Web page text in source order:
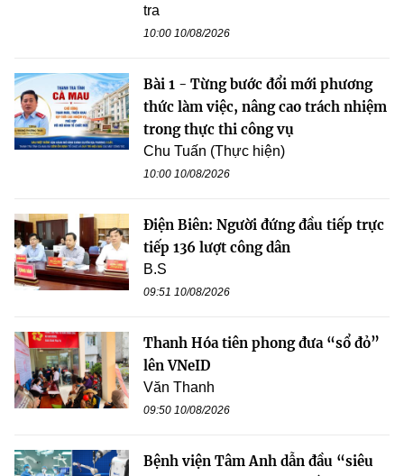
tra
10:00 10/08/2026
Bài 1 - Từng bước đổi mới phương
thức làm việc, nâng cao trách nhiệm
trong thực thi công vụ
Chu Tuấn (Thực hiện)
10:00 10/08/2026
Điện Biên: Người đứng đầu tiếp trực
tiếp 136 lượt công dân
B.S
09:51 10/08/2026
Thanh Hóa tiên phong đưa “sổ đỏ”
lên VNeID
Văn Thanh
09:50 10/08/2026
Bệnh viện Tâm Anh dẫn đầu “siêu